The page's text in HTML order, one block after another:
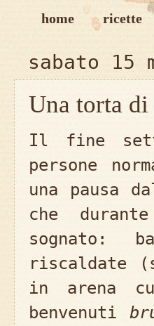
home ricette
sabato 15
Una torta di
Il fine
persone
una pausa
che
sognato:
riscaldate
in arena
benvenuti